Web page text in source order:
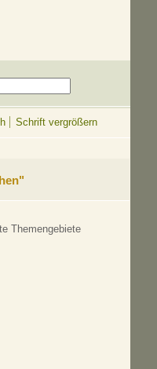
Schrift vergrößern
Themengebiete